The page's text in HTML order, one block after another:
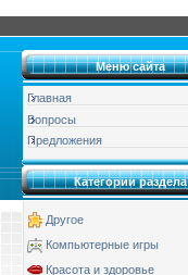
Меню сайта
Главная
Вопросы
Предложения
Категории раздела
Другое
Компьютерные игры
Красота и здоровье